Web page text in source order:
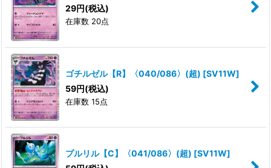
29円(税込)
在庫数 20点
ゴチルゼル【R】〈040/086〉(超) [SV11W]
59円(税込)
在庫数 15点
プルリル【C】〈041/086〉(超) [SV11W]